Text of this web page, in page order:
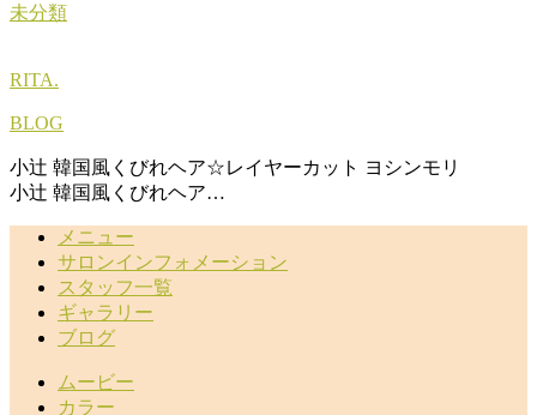
未分類
RITA.
BLOG
小辻 韓国風くびれヘア☆レイヤーカット ヨシンモリ
小辻 韓国風くびれヘア…
メニュー
サロンインフォメーション
スタッフ一覧
ギャラリー
ブログ
ムービー
カラー